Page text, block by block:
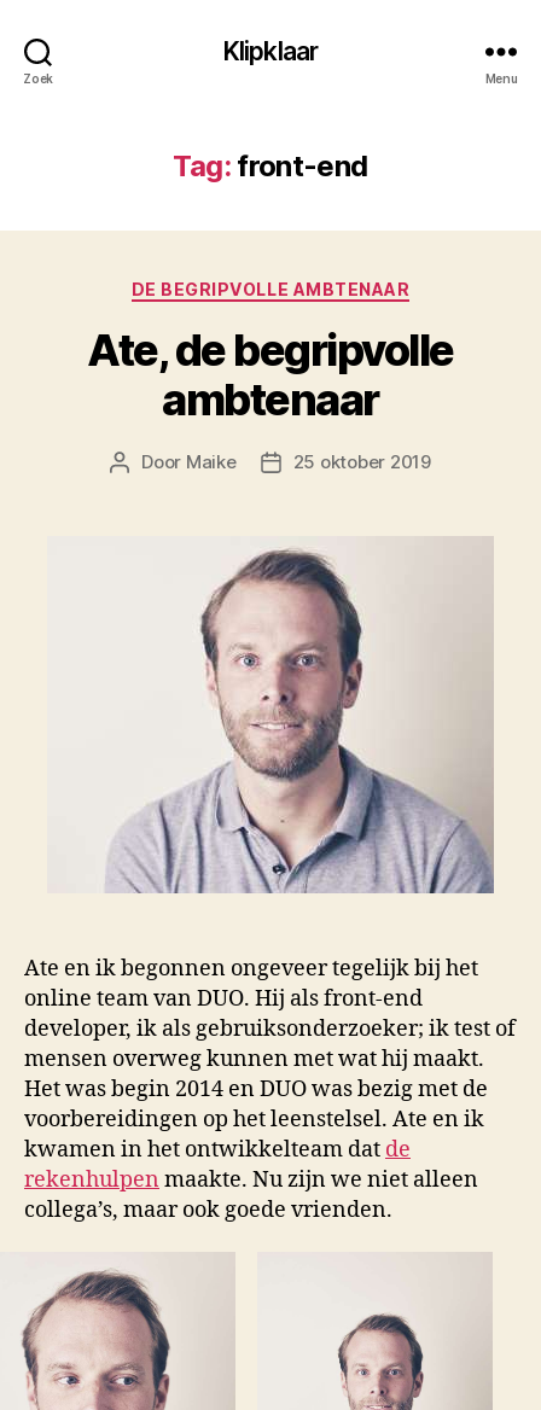
Zoek
Klipklaar
Menu
Tag: front-end
Categorieën
DE BEGRIPVOLLE AMBTENAAR
Ate, de begripvolle
ambtenaar
Berichtauteur
Door Maike Berichtdatum
25 oktober 2019
Ate en ik begonnen ongeveer tegelijk bij het
online team van DUO. Hij als front-end
developer, ik als gebruiksonderzoeker; ik test of
mensen overweg kunnen met wat hij maakt.
Het was begin 2014 en DUO was bezig met de
voorbereidingen op het leenstelsel. Ate en ik
kwamen in het ontwikkelteam dat de
rekenhulpen maakte. Nu zijn we niet alleen
collega’s, maar ook goede vrienden.